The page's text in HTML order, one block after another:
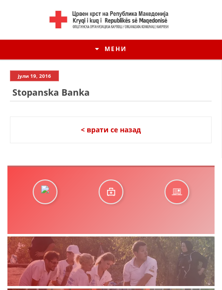
МЕНИ
ДЕЈСТВУВАЊЕ
јули 19, 2016
Stopanska Banka
< врати се назад